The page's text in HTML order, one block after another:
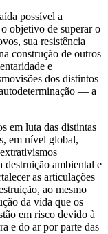
possível a
objetivo de superar o
sua resistência
construção de outros
e
dos distintos
— a
em luta das distintas
em nível global,
destruição ambiental e
as articulações
ao mesmo
da vida que os
em risco devido à
e do ar por parte das